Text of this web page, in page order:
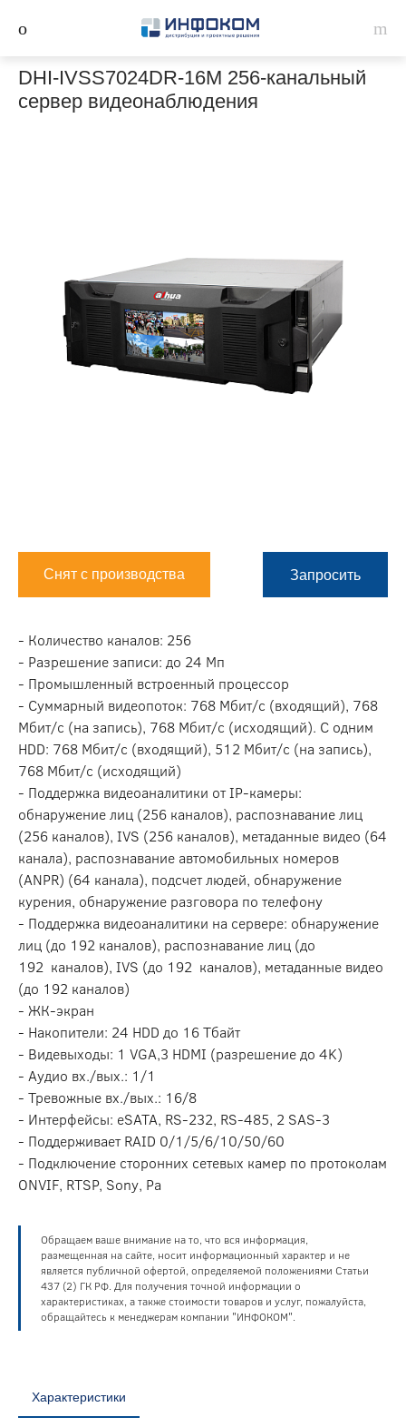
DHI-IVSS7024DR-16M 256-канальный
сервер видеонаблюдения
Снят с производства Запросить
- Количество каналов: 256
- Разрешение записи: до 24 Мп
- Промышленный встроенный процессор
- Суммарный видеопоток: 768 Мбит/с (входящий), 768
Мбит/с (на запись), 768 Мбит/с (исходящий). С одним
HDD: 768 Мбит/с (входящий), 512 Мбит/с (на запись),
768 Мбит/с (исходящий)
- Поддержка видеоаналитики от IP-камеры:
обнаружение лиц (256 каналов), распознавание лиц
(256 каналов), IVS (256 каналов), метаданные видео (64
канала), распознавание автомобильных номеров
(ANPR) (64 канала), подсчет людей, обнаружение
курения, обнаружение разговора по телефону
- Поддержка видеоаналитики на сервере: обнаружение
лиц (до 192 каналов), распознавание лиц (до
192 каналов), IVS (до 192 каналов), метаданные видео
(до 192 каналов)
- ЖК-экран
- Накопители: 24 HDD до 16 Тбайт
- Видевыходы: 1 VGA,3 HDMI (разрешение до 4K)
- Аудио вх./вых.: 1/1
- Тревожные вх./вых.: 16/8
- Интерфейсы: eSATA, RS-232, RS-485, 2 SAS-3
- Поддерживает RAID 0/1/5/6/10/50/60
- Подключение сторонних сетевых камер по протоколам
ONVIF, RTSP, Sony, Pa
Обращаем ваше внимание на то, что вся информация,
размещенная на сайте, носит информационный характер и не
является публичной офертой, определяемой положениями Статьи
437 (2) ГК РФ. Для получения точной информации о
характеристиках, а также стоимости товаров и услуг, пожалуйста,
обращайтесь к менеджерам компании "ИНФОКОМ".
Характеристики